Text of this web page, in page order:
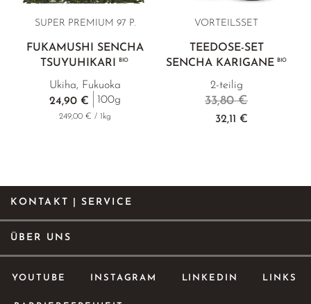
SUPER PREMIUM 97 P.
FUKAMUSHI SENCHA
TSUYUHIKARIBIO
Ukiha, Fukuoka
24,90 €
100g
249,00 € / 1kg
VORTEILSSET
TEEDOSE-SET
SENCHA KARIGANEBIO
2-teilig
32,11 €
33,80 €
KONTAKT | SERVICE
ÜBER UNS
YOUTUBE INSTAGRAM LINKEDIN LINKS